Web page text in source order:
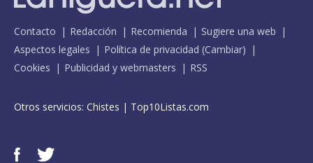
Contacto Redacción Recomienda
Sugiere una web
Aspectos legales
Política de privacidad (Cambiar)
Cookies
Publicidad y webmasters RSS
Otros servicios: Chistes | Top10Listas.com